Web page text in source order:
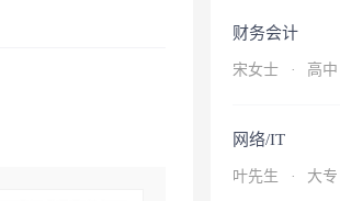
财务会计
宋女士 · 高中
网络/IT
叶先生 · 大专